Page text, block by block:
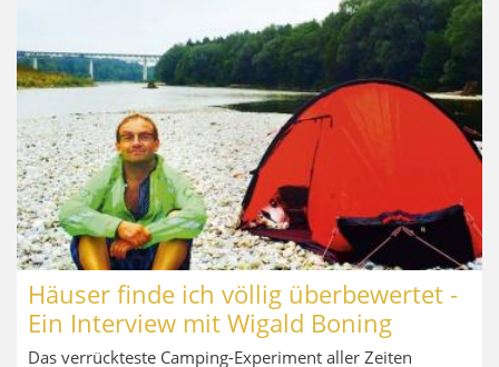
Häuser finde ich völlig überbewertet -
Ein Interview mit Wigald Boning
Das verrückteste Camping-Experiment aller Zeiten